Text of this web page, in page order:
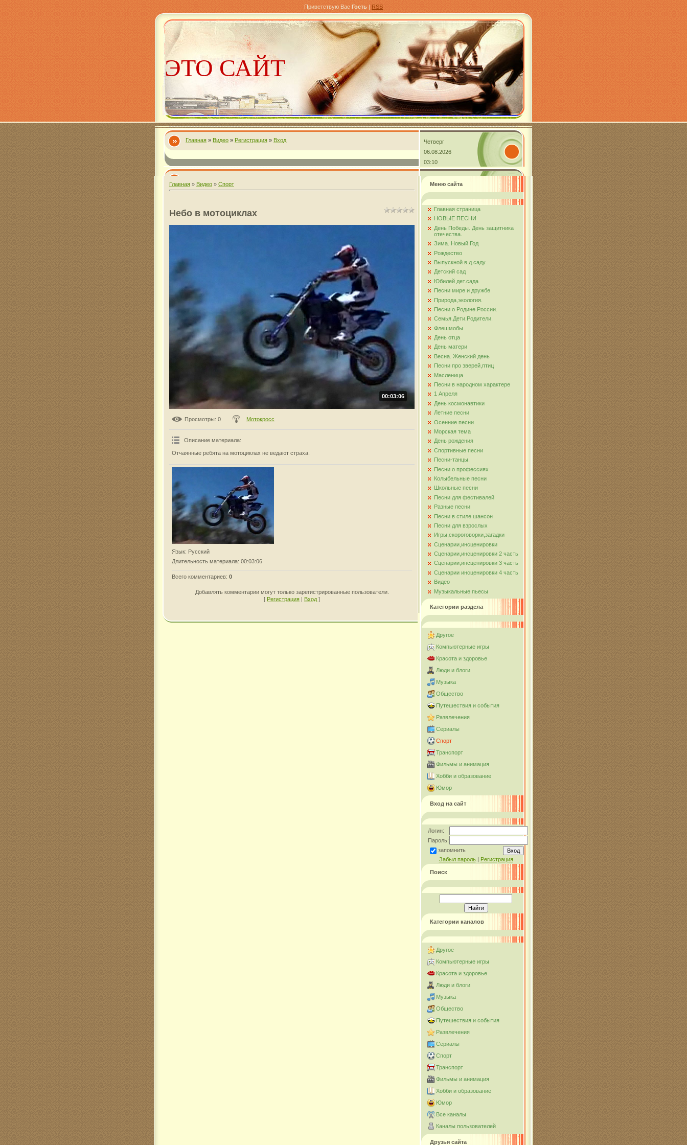
Приветствую Вас Гость | RSS
ЭТО САЙТ
Александра
Комарова
Главная » Видео » Регистрация » Вход
Четверг
06.08.2026
03:10
Главная » Видео » Спорт
Небо в мотоциклах
00:03:06
Просмотры: 0 Мотокросс
Описание материала:
Отчаянные ребята на мотоциклах не ведают страха.
Язык: Русский
Длительность материала: 00:03:06
Всего комментариев: 0
Добавлять комментарии могут только зарегистрированные пользователи.
[ Регистрация | Вход ]
Меню сайта
Главная страница
НОВЫЕ ПЕСНИ
День Победы. День защитника
отечества.
Зима. Новый Год
Рождество
Выпускной в д.саду
Детский сад
Юбилей дет.сада
Песни мире и дружбе
Природа,экология.
Песни о Родине.России.
Семья.Дети.Родители.
Флешмобы
День отца
День матери
Весна. Женский день
Песни про зверей,птиц
Масленица
Песни в народном характере
1 Апреля
День космонавтики
Летние песни
Осенние песни
Морская тема
День рождения
Спортивные песни
Песни-танцы.
Песни о профессиях
Колыбельные песни
Школьные песни
Песни для фестивалей
Разные песни
Песни в стиле шансон
Песни для взрослых
Игры,скороговорки,загадки
Сценарии,инсценировки
Сценарии,инсценировки 2 часть
Сценарии,инсценировки 3 часть
Сценарии инсценировки 4 часть
Видео
Музыкальные пьесы
Категории раздела
Другое
Компьютерные игры
Красота и здоровье
Люди и блоги
Музыка
Общество
Путешествия и события
Развлечения
Сериалы
Спорт
Транспорт
Фильмы и анимация
Хобби и образование
Юмор
Вход на сайт
Логин:
Пароль:
запомнить
Забыл пароль| Регистрация
Поиск
Категории каналов
Другое
Компьютерные игры
Красота и здоровье
Люди и блоги
Музыка
Общество
Путешествия и события
Развлечения
Сериалы
Спорт
Транспорт
Фильмы и анимация
Хобби и образование
Юмор
Все каналы
Каналы пользователей
Друзья сайта